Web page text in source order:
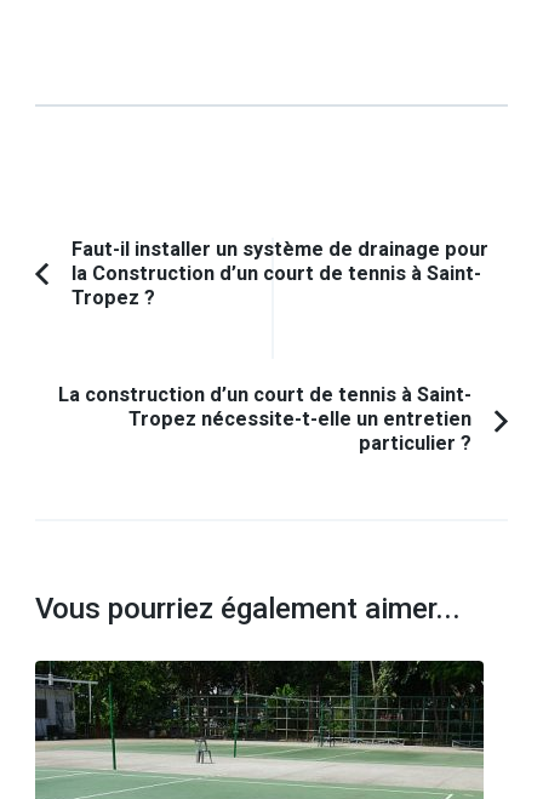
Navigation
d'article
Article
Faut-il installer un système de drainage pour
la Construction d’un court de tennis à Saint-
Tropez ?
La construction d’un court de tennis à Saint-
Tropez nécessite-t-elle un entretien
particulier ?
Vous pourriez également aimer...